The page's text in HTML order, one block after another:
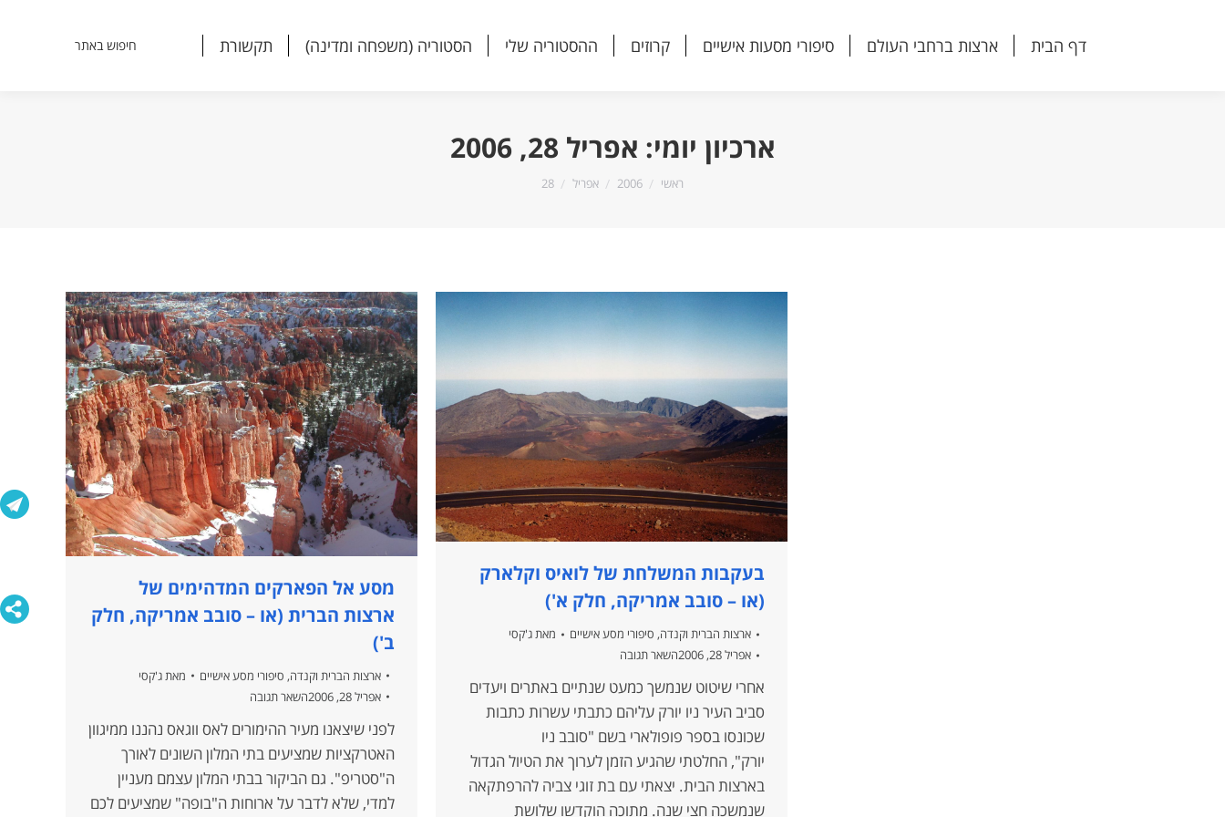
דף הבית ארצות ברחבי העולם סיפורי מסעות אישיים קרוזים ההסטוריה שלי הסטוריה (משפחה ומדינה) תקשורת Search:
חיפוש באתר
ארכיון יומי: אפריל 28, 2006
הנך נמצא כאן:
ראשי 2006 אפריל 28
מסע אל הפארקים המדהימים של
ארצות הברית (או – סובב אמריקה, חלק
ב')
ארצות הברית וקנדה, סיפורי מסע אישיים מאתג'קסי
אפריל 28, 2006
השאר תגובה
לפני שיצאנו מעיר ההימורים לאס ווגאס נהננו ממיגוון
האטרקציות שמציעים בתי המלון השונים לאורך
ה"סטריפ". גם הביקור בבתי המלון עצמם מעניין
למדי, שלא לדבר על ארוחות ה"בופה" שמציעים לכם
בעקבות המשלחת של לואיס וקלארק
(או – סובב אמריקה, חלק א')
ארצות הברית וקנדה, סיפורי מסע אישיים מאתג'קסי
אפריל 28, 2006
השאר תגובה
אחרי שיטוט שנמשך כמעט שנתיים באתרים ויעדים
סביב העיר ניו יורק עליהם כתבתי עשרות כתבות
שכונסו בספר פופולארי בשם "סובב ניו
יורק", החלטתי שהגיע הזמן לערוך את הטיול הגדול
בארצות הבית. יצאתי עם בת זוגי צביה להרפתקאה
שנמשכה חצי שנה. מתוכה הוקדשו שלושת